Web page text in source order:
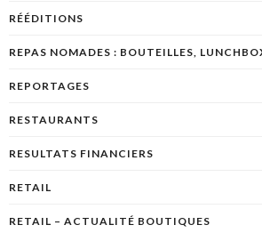
RÉÉDITIONS
REPAS NOMADES : BOUTEILLES,
REPORTAGES
RESTAURANTS
RESULTATS FINANCIERS
RETAIL
RETAIL – ACTUALITÉ BOUTIQUES